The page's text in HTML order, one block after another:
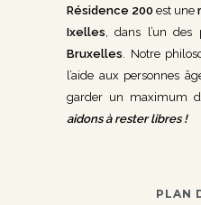
Résidence 200 est une
Ixelles, dans l’un des
Bruxelles. Notre
l’aide aux personnes
garder un maximum
aidons à rester libres !
PLAN